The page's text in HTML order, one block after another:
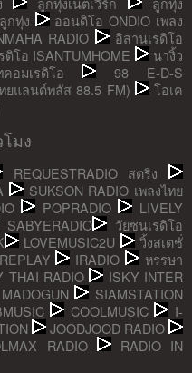
กทุ่ง
ออนดิโอ ONDIO เพลง
RADIO
อิสานเรดิโอ
โอ ISANTUMHOME
นางิ้ว
อมเรดิโอ
98 E-D-S
ยแลนด์พลัส 88.5 FM)
โอเค
มง
REQUESTRADIO สตริง
SUKSON RADIO เพลงไทย
POPRADIO
LIVELY
SABYERADIO
วัยซนเรดิโอ
LOVEMUSIC2U
วิ้งสเตชั่
IRADIO
หรรษา
THAI RADIO
ISKY INTER
MADOGUN
SIAMSTATION
COOLMUSIC
I-
JOODJOOD RADIO
RADIO
RADIO IN